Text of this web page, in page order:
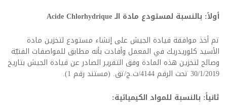
أولاً: بالنسبة لمستودع مادة الـ Acide Chlorhydrique
تم أخذ موافقة قيادة الجيش على إنشاء مستودع لتخزين مادة
الأسيد كلوريدريك في المعمل وأفادت بأنه مطابق للمواصفات الفنيّة
وصالح لتخزين هذه المادة وفق التقرير الصادر عن قيادة الجيش بتاريخ
30/1/2019 تحت الرقم 4144/ت.ج/تق. (مستند رقم 1).
ثانياً: بالنسبة للمواد الكيميائية: